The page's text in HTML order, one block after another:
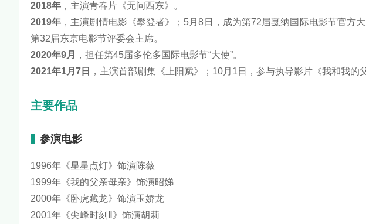
2018年 ，主演青春片《无问西东》。
2019年 ，主演剧情电影《攀登者》；5月8日，成为第72届戛纳国际电影节官方
第32届东京电影节评委会主席。
2020年9月
，担任第45届多伦多国际电影节“大使”。
2021年1月7日
，主演首部剧集《上阳赋》；10月1日，参与执导影片《我和我的
主要作品
参演电影
1996年《星星点灯》饰演陈薇
1999年《我的父亲母亲》饰演昭娣
2000年《卧虎藏龙》饰演玉娇龙
2001年《尖峰时刻Ⅱ》饰演胡莉